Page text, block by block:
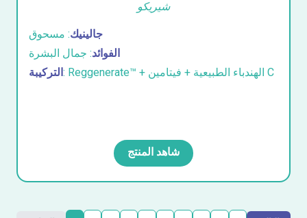
شيريكو
جالينيك: مسحوق
الفوائد: جمال البشرة
التركيبة
: Reggenerate™ + الهندباء الطبيعية + فيتامين C
شاهد المنتج